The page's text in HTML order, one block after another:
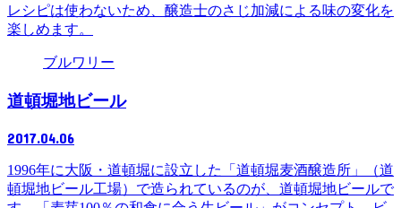
レシピは使わないため、醸造士のさじ加減による味の変化を
楽しめます。
ブルワリー
道頓堀地ビール
2017.04.06
1996年に大阪・道頓堀に設立した「道頓堀麦酒醸造所」（道
頓堀地ビール工場）で造られているのが、道頓堀地ビールで